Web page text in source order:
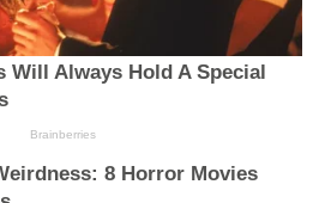
Will Always Hold A Special
Brainberries
8 Horror Movies